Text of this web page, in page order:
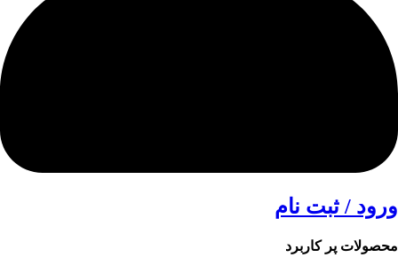
ورود / ثبت نام
محصولات پر کاربرد